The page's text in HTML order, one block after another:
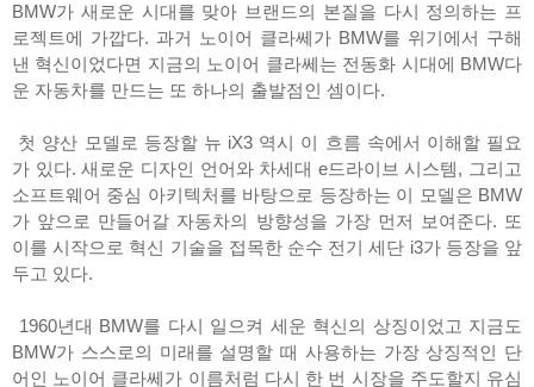
BMW가 새로운 시대를 맞아 브랜드의 본질을 다시 정의하는 프
로젝트에 가깝다. 과거 노이어 클라쎄가 BMW를 위기에서 구해
낸 혁신이었다면 지금의 노이어 클라쎄는 전동화 시대에 BMW다
운 자동차를 만드는 또 하나의 출발점인 셈이다.
첫 양산 모델로 등장할 뉴 iX3 역시 이 흐름 속에서 이해할 필요
가 있다. 새로운 디자인 언어와 차세대 e드라이브 시스템, 그리고
소프트웨어 중심 아키텍처를 바탕으로 등장하는 이 모델은 BMW
가 앞으로 만들어갈 자동차의 방향성을 가장 먼저 보여준다. 또
이를 시작으로 혁신 기술을 접목한 순수 전기 세단 i3가 등장을 앞
두고 있다.
1960년대 BMW를 다시 일으켜 세운 혁신의 상징이었고 지금도
BMW가 스스로의 미래를 설명할 때 사용하는 가장 상징적인 단
어인 노이어 클라쎄가 이름처럼 다시 한 번 시장을 주도할지 유심